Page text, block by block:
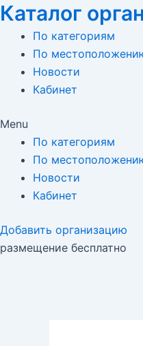
Перейти
содержимому
Каталог
По категориям
По
Новости
Кабинет
Menu
По категориям
По
Новости
Кабинет
Добавить организацию
размещение бесплатно